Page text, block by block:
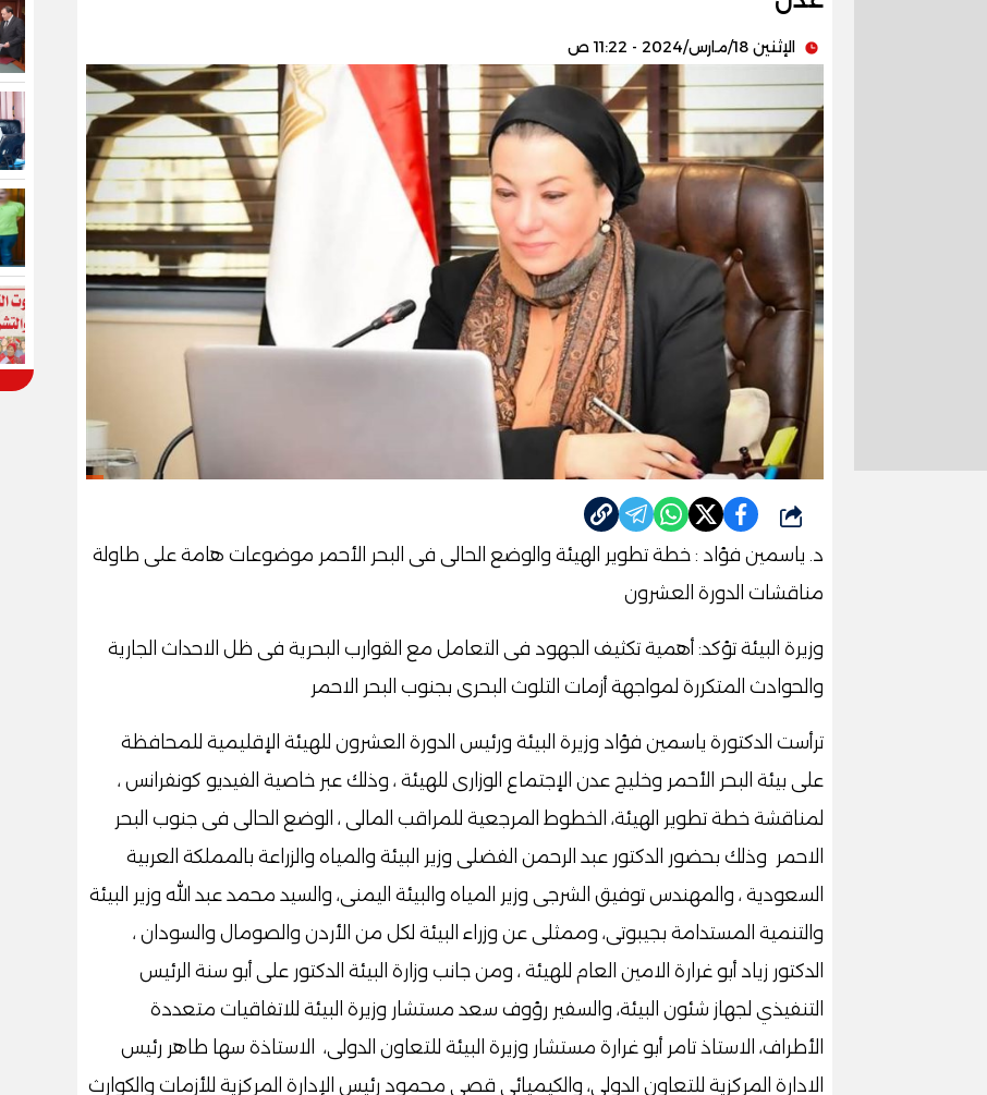
الإثنين 18/مارس/2024 - 11:22 ص
شارك
د. ياسمين فؤاد : خطة تطوير الهيئة والوضع الحالى فى البحر الأحمر موضوعات هامة على طاولة
مناقشات الدورة العشرون
وزيرة البيئة تؤكد: أهمية تكثيف الجهود فى التعامل مع القوارب البحرية فى ظل الاحداث الجارية
والحوادث المتكررة لمواجهة أزمات التلوث البحرى بجنوب البحر الاحمر
ترأست الدكتورة ياسمين فؤاد وزيرة البيئة ورئيس الدورة العشرون للهيئة الإقليمية للمحافظة
على بيئة البحر الأحمر وخليج عدن الإجتماع الوزارى للهيئة ، وذلك عبر خاصية الفيديو كونفرانس ،
لمناقشة خطة تطوير الهيئة، الخطوط المرجعية للمراقب المالى ، الوضع الحالى فى جنوب البحر
الاحمر وذلك بحضور الدكتور عبد الرحمن الفضلى وزير البيئة والمياه والزراعة بالمملكة العربية
السعودية ، والمهندس توفيق الشرجى وزير المياه والبيئة اليمنى، والسيد محمد عبد الله وزير البيئة
والتنمية المستدامة بجيبوتى، وممثلى عن وزراء البيئة لكل من الأردن والصومال والسودان ،
الدكتور زياد أبو غرارة الامين العام للهيئة ، ومن جانب وزارة البيئة الدكتور على أبو سنة الرئيس
التنفيذي لجهاز شئون البيئة، والسفير رؤوف سعد مستشار وزيرة البيئة للاتفاقيات متعددة
الأطراف، الاستاذ تامر أبو غرارة مستشار وزيرة البيئة للتعاون الدولى، الاستاذة سها طاهر رئيس
الادارة المركزية للتعاون الدولى، والكيميائي قصى محمود رئيس الإدارة المركزية للأزمات والكوارث